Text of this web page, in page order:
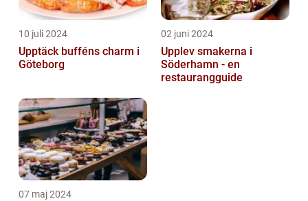
10 juli 2024
Upptäck bufféns charm i
Göteborg
02 juni 2024
Upplev smakerna i
Söderhamn - en
restaurangguide
07 maj 2024